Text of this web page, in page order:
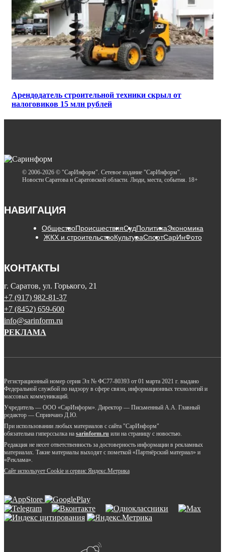
Арендодатель строительной техники скрыл от
налоговиков 15 млн рублей
© 2006-2026 © "СарИнформ". Сетевое издание "СарИнформ".
Новости Саратова и Саратовской области. Люди, места, события. 18+
НАВИГАЦИЯ
ОбществоПроисшествияСудПолитикаЭкономика
ЖКХ и строительствоКультураСпортСарИнФото
КОНТАКТЫ
г. Саратов, ул. Горького, 21
+7 (917) 982-81-37
+7 (8452) 659-600
info@sarinform.ru
РЕКЛАМА
Регистрационный номер серия Эл № ФС77-80393 от 01 марта 2021 г. выдано
Федеральной службой по надзору в сфере связи, информационных технологий и
массовых коммуникаций.
Учредитель — ООО «СарИнформ». Директор — Письменный А.А. Главный
редактор — Спринчанэ Д.Ю.
При использовании любых материалов с сайта "СарИнформ"
обязательна гиперссылка на sarinform.ru или на страницу с новостью.
Редакция не несет ответственность за достоверность информации в рекламных
материалах. Такие материалы выходят с пометкой «Партнёрский материал» и
«Реклама».
Сайт использует Cookie и сервиc Яндекс.Метрика